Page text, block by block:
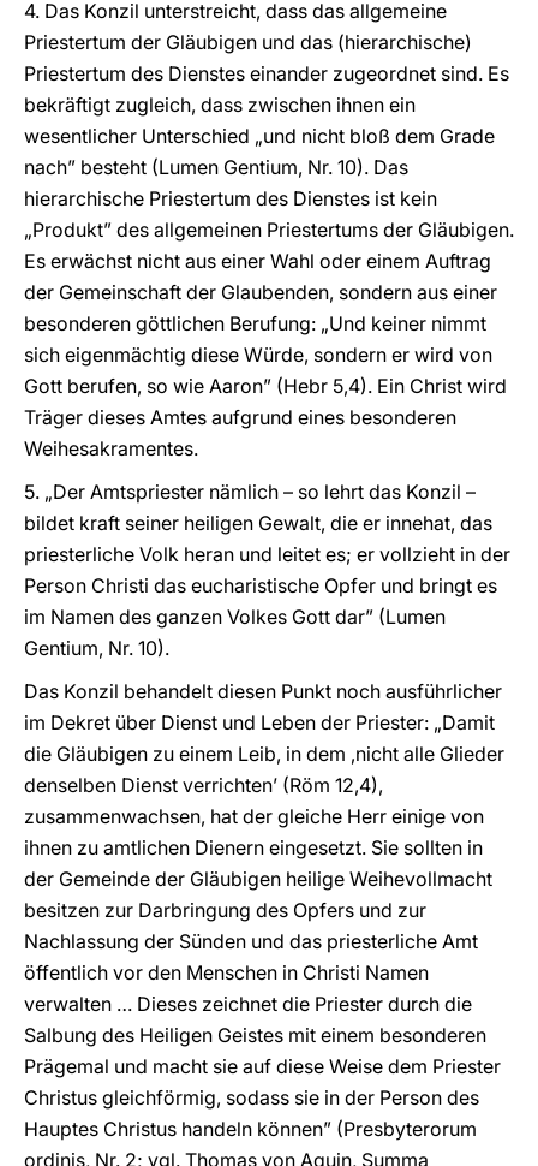
4. Das Konzil unterstreicht, dass das allgemeine
Priestertum der Gläubigen und das (hierarchische)
Priestertum des Dienstes einander zugeordnet sind. Es
bekräftigt zugleich, dass zwischen ihnen ein
wesentlicher Unterschied „und nicht bloß dem Grade
nach” besteht (Lumen Gentium, Nr. 10). Das
hierarchische Priestertum des Dienstes ist kein
„Produkt” des allgemeinen Priestertums der Gläubigen.
Es erwächst nicht aus einer Wahl oder einem Auftrag
der Gemeinschaft der Glaubenden, sondern aus einer
besonderen göttlichen Berufung: „Und keiner nimmt
sich eigenmächtig diese Würde, sondern er wird von
Gott berufen, so wie Aaron” (Hebr 5,4). Ein Christ wird
Träger dieses Amtes aufgrund eines besonderen
Weihesakramentes.
5. „Der Amtspriester nämlich – so lehrt das Konzil –
bildet kraft seiner heiligen Gewalt, die er innehat, das
priesterliche Volk heran und leitet es; er vollzieht in der
Person Christi das eucharistische Opfer und bringt es
im Namen des ganzen Volkes Gott dar” (Lumen
Gentium, Nr. 10).
Das Konzil behandelt diesen Punkt noch ausführlicher
im Dekret über Dienst und Leben der Priester: „Damit
die Gläubigen zu einem Leib, in dem ‚nicht alle Glieder
denselben Dienst verrichten’ (Röm 12,4),
zusammenwachsen, hat der gleiche Herr einige von
ihnen zu amtlichen Dienern eingesetzt. Sie sollten in
der Gemeinde der Gläubigen heilige Weihevollmacht
besitzen zur Darbringung des Opfers und zur
Nachlassung der Sünden und das priesterliche Amt
öffentlich vor den Menschen in Christi Namen
verwalten … Dieses zeichnet die Priester durch die
Salbung des Heiligen Geistes mit einem besonderen
Prägemal und macht sie auf diese Weise dem Priester
Christus gleichförmig, sodass sie in der Person des
Hauptes Christus handeln können” (Presbyterorum
ordinis, Nr. 2; vgl. Thomas von Aquin, Summa